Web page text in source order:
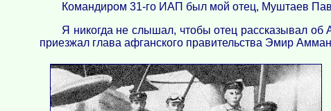
Командиром 31-го ИАП был мой отец, Муштаев
Я никогда не слышал, чтобы отец рассказывал об
приезжал глава афганского правительства Эмир